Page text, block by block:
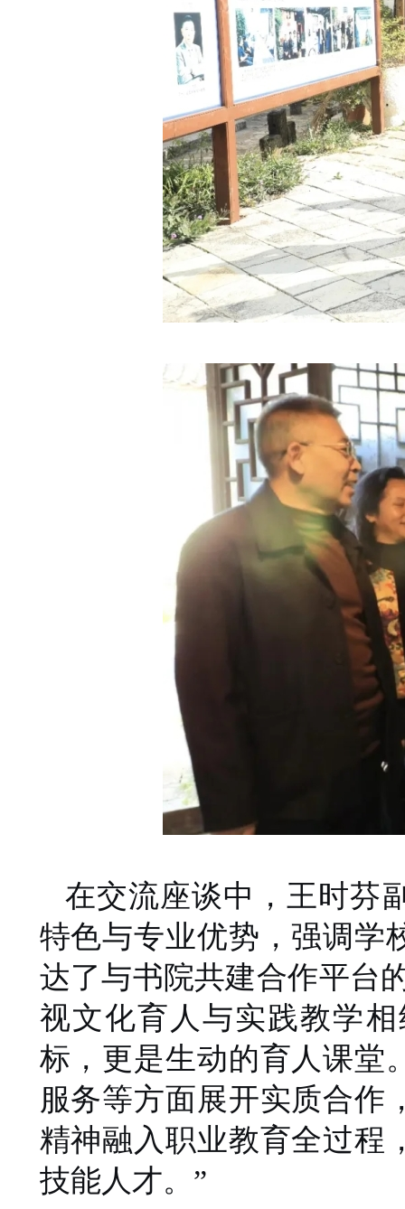
在交流座谈中，王时芬
特色与专业优势，强调学
达了与书院共建合作平台
视文化育人与实践教学
标，更是生动的育人课堂
服务等方面展开实质合作
精神融入职业教育全过程
技能人才。 ”